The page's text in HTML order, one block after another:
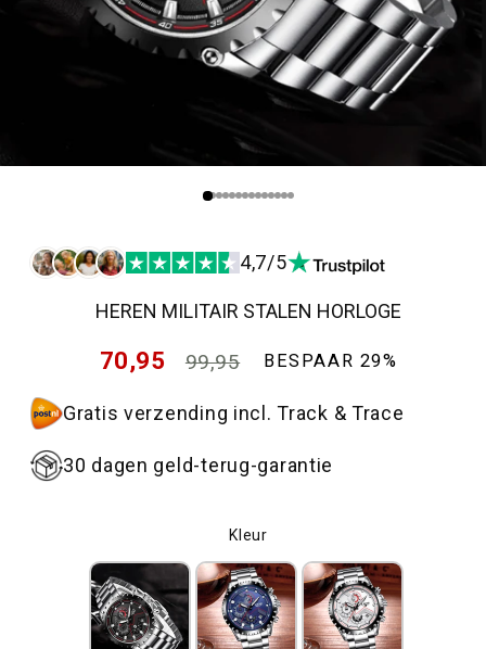
4,7/5
HEREN MILITAIR STALEN HORLOGE
Normale
70,95
99,95
BESPAAR 29%
Gratis verzending incl. Track & Trace
30 dagen geld-terug-garantie
KleurKleur